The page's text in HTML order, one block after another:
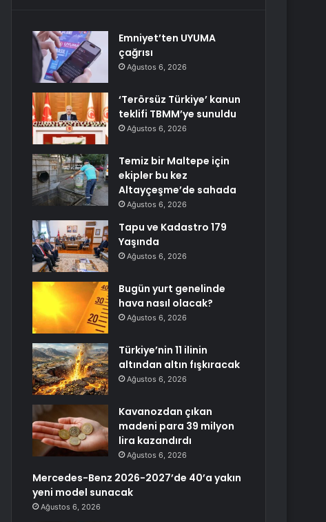
Emniyet’ten UYUMA
çağrısı
Ağustos 6, 2026
‘Terörsüz Türkiye’ kanun
teklifi TBMM’ye sunuldu
Ağustos 6, 2026
Temiz bir Maltepe için
ekipler bu kez
Altayçeşme’de sahada
Ağustos 6, 2026
Tapu ve Kadastro 179
Yaşında
Ağustos 6, 2026
Bugün yurt genelinde
hava nasıl olacak?
Ağustos 6, 2026
Türkiye’nin 11 ilinin
altından altın fışkıracak
Ağustos 6, 2026
Kavanozdan çıkan
madeni para 39 milyon
lira kazandırdı
Ağustos 6, 2026
Mercedes-Benz 2026-2027’de 40’a yakın
yeni model sunacak
Ağustos 6, 2026